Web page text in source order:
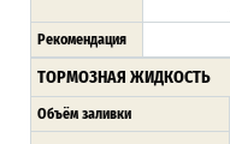
Рекомендация
ТОРМОЗНАЯ ЖИДКОСТЬ
Объём заливки